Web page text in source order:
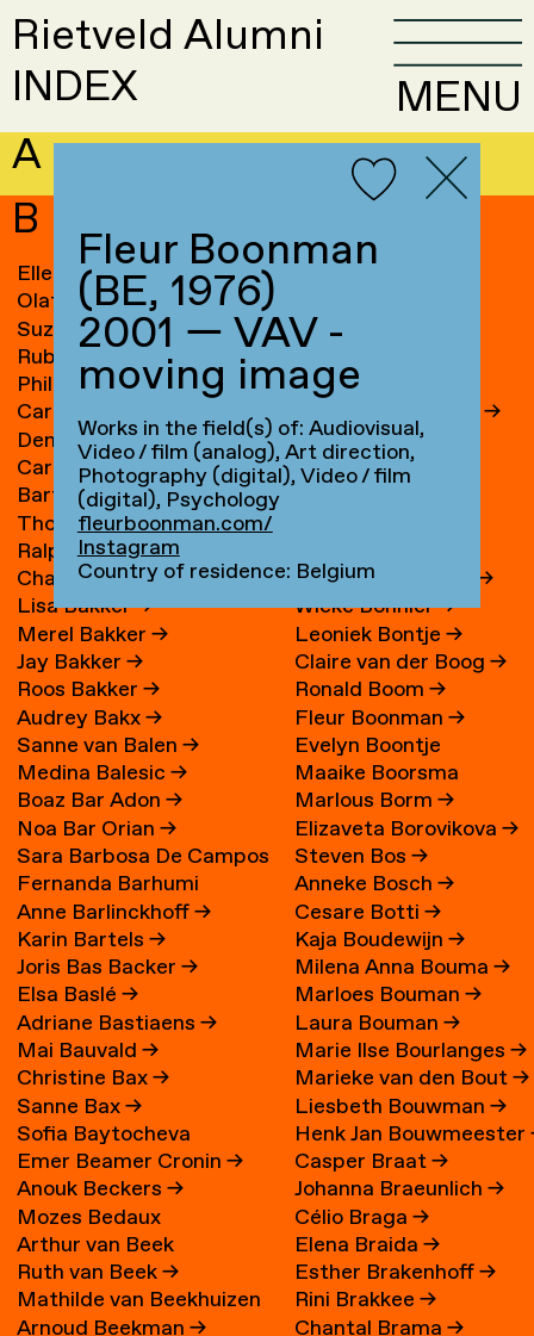
Rietveld Alumni
INDEX
MENU
A
B
Elle van Baaren →
Olaf Baars→
Suzanne van Baarsen →
Ruben Baart
Phil Baber→
Caroline Bach
Denny Backhaus→
Carin Baeten→
Bart de Baets→
Thomas Bagge→
Ralph Bakker→
Charlie Bakker →
Lisa Bakker→
Merel Bakker→
Jay Bakker→
Roos Bakker→
Audrey Bakx→
Sanne van Balen→
Medina Balesic→
Boaz Bar Adon→
Noa Bar Orian→
Sara Barbosa De Campos
→
Fernanda Barhumi
Martínez
Anne Barlinckhoff→
Karin Bartels→
Joris Bas Backer→
Elsa Baslé→
Adriane Bastiaens→
Mai Bauvald→
Christine Bax→
Sanne Bax→
Sofia Baytocheva
Iordanova
Emer Beamer Cronin→
Anouk Beckers→
Mozes Bedaux
Arthur van Beek
Ruth van Beek→
Mathilde van Beekhuizen
→
Arnoud Beekman→
Ravi Blits
Jascha Blume
Gam Bodenhausen→
Maze de Boer
Anne de Boer
Marguerite Bones
→
Wieke Bonnier→
Leoniek Bontje→
Claire van der Boog→
Ronald Boom→
Fleur Boonman→
Evelyn Boontje
Maaike Boorsma
Marlous Borm→
Elizaveta Borovikova→
Steven Bos→
Anneke Bosch→
Cesare Botti→
Kaja Boudewijn→
Milena Anna Bouma→
Marloes Bouman→
Laura Bouman→
Marie Ilse Bourlanges→
Marieke van den Bout→
Liesbeth Bouwman→
Henk Jan Bouwmeester
Casper Braat→
Johanna Braeunlich→
Célio Braga→
Elena Braida→
Esther Brakenhoff→
Rini Brakkee→
Chantal Brama→
Fleur Boonman
(BE, 1976)
2001 — VAV -
moving image
Works in the field(s) of: Audiovisual,
Video / film (analog), Art direction,
Photography (digital), Video / film
(digital), Psychology
fleurboonman.com/
Instagram
Country of residence: Belgium